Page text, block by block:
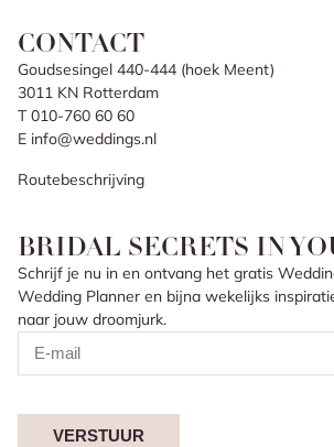
CONTACT
Goudsesingel 440-444 (hoek Meent)
3011 KN Rotterdam
T 010-760 60 60
E info@weddings.nl
Routebeschrijving
BRIDAL SECRETS IN
Schrijf je nu in en ontvang het gratis
Wedding Planner en bijna wekelijks
naar jouw droomjurk.
VERSTUUR